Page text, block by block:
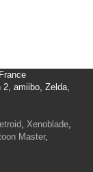
2, amiibo, Zelda,
, Xenoblade,
Master,